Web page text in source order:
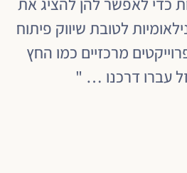
לטובת שיווק פיתוח
מרכזיים כמו החץ
עברו דרכנו … "